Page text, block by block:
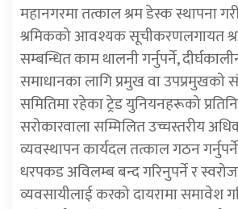
महानगरमा तत्काल श्रम डेस्क स्थापना
श्रमिकको आवश्यक सूचीकरणलगायत
सम्बन्धित काम थालनी गर्नुपर्ने,
समाधानका लागि प्रमुख वा उपप्रमुखको
समितिमा रहेका ट्रेड युनियनहरूको
सरोकारवाला सम्मिलित उच्चस्तरीय
व्यवस्थापन कार्यदल तत्काल गठन
धरपकड अविलम्ब बन्द गरिनुपर्ने र
व्यवसायीलाई करको दायरामा समावेश